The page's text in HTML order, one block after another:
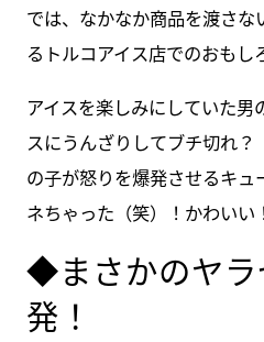
では、なかなか商品を渡さ
るトルコアイス店でのおもし
アイスを楽しみにしていた
スにうんざりしてブチ切れ
の子が怒りを爆発させるキ
ネちゃった（笑）！かわいい
◆まさかのヤラ
発！